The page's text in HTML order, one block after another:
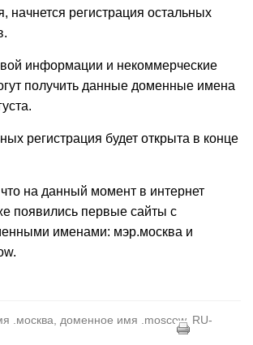
начнется регистрация остальных
информации и некоммерческие
получить данные доменные имена
регистрация будет открыта в конце
на данный момент в интернет
появились первые сайты с
именами: мэр.москва и
.москва, доменное имя .moscow, RU-